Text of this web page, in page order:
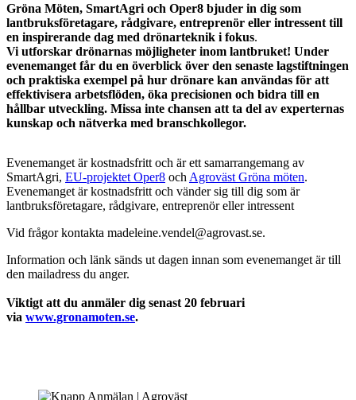
Gröna Möten, SmartAgri och Oper8 bjuder in dig som
lantbruksföretagare, rådgivare, entreprenör eller intressent till
en inspirerande dag med drönarteknik i fokus.
Vi utforskar drönarnas möjligheter inom lantbruket! Under
evenemanget får du en överblick över den senaste lagstiftningen
och praktiska exempel på hur drönare kan användas för att
effektivisera arbetsflöden, öka precisionen och bidra till en
hållbar utveckling. Missa inte chansen att ta del av experternas
kunskap och nätverka med branschkollegor.
Evenemanget är kostnadsfritt och är ett samarrangemang av
SmartAgri, EU-projektet Oper8 och Agroväst Gröna möten.
Evenemanget är kostnadsfritt och vänder sig till dig som är
lantbruksföretagare, rådgivare, entreprenör eller intressent
Vid frågor kontakta madeleine.vendel@agrovast.se.
Information och länk sänds ut dagen innan som evenemanget är till
den mailadress du anger.
Viktigt att du anmäler dig senast 20 februari
via www.gronamoten.se.